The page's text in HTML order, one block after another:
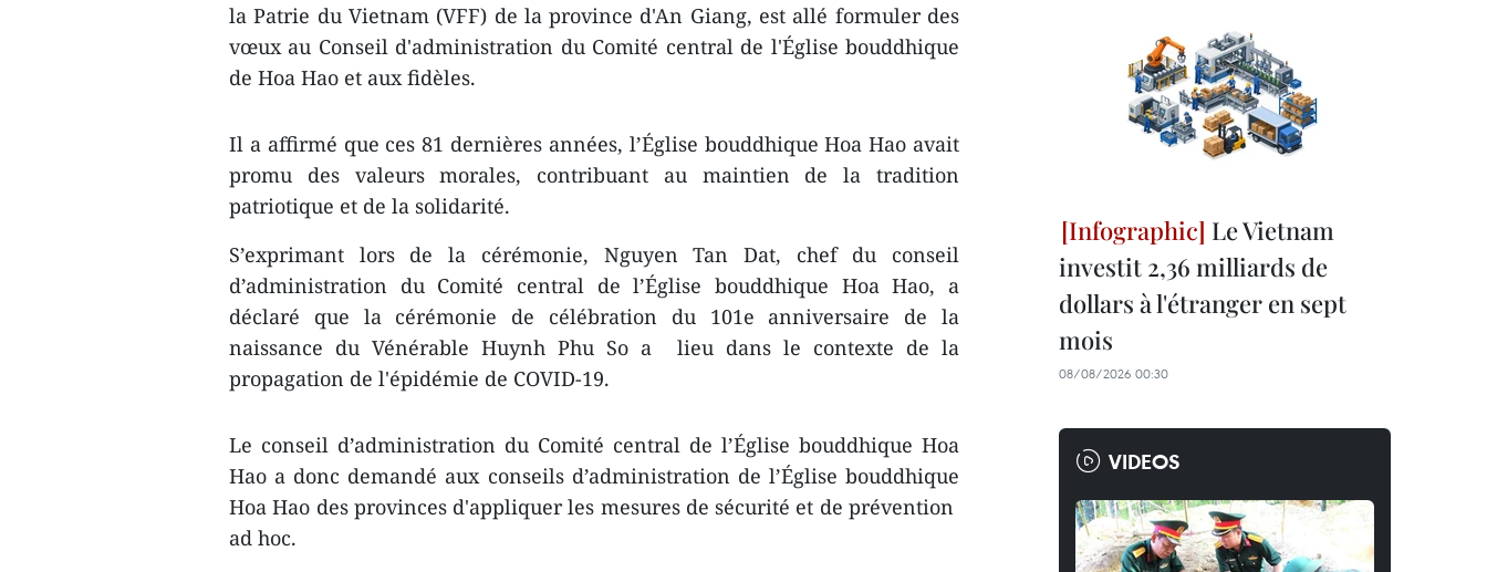
la Patrie du Vietnam (VFF) de la province d'An Giang, est allé formuler des
vœux au Conseil d'administration du Comité central de l'Église bouddhique
de Hoa Hao et aux fidèles.
Il a affirmé que ces 81 dernières années, l’Église bouddhique Hoa Hao avait
promu des valeurs morales, contribuant au maintien de la tradition
patriotique et de la solidarité.
S’exprimant lors de la cérémonie, Nguyen Tan Dat, chef du conseil
d’administration du Comité central de l’Église bouddhique Hoa Hao, a
déclaré que la cérémonie de célébration du 101e anniversaire de la
naissance du Vénérable Huynh Phu So a lieu dans le contexte de la
propagation de l'épidémie de COVID-19.
Le conseil d’administration du Comité central de l’Église bouddhique Hoa
Hao a donc demandé aux conseils d’administration de l’Église bouddhique
Hoa Hao des provinces d'appliquer les mesures de sécurité et de prévention
ad hoc.
Le Vietnam
investit 2,36 milliards de
dollars à l'étranger en sept
mois
08/08/2026 00:30
VIDEOS